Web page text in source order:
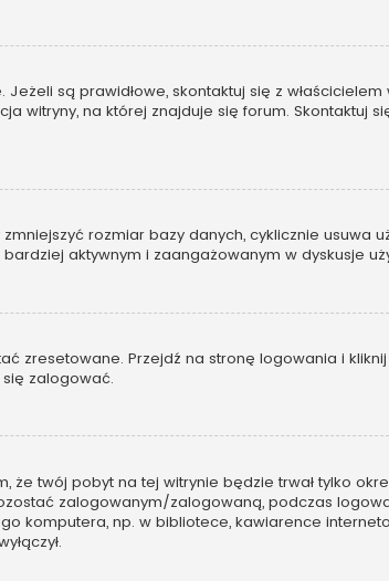
są prawidłowe, skontaktuj się z właścicielem
na której znajduje się forum. Skontaktuj
rozmiar bazy danych, cyklicznie usuwa
aktywnym i zaangażowanym w dyskusje
zresetowane. Przejdź na stronę logowania i kliknij
zalogować.
że twój pobyt na tej witrynie będzie trwał tylko
zalogowanym/zalogowaną, podczas
komputera, np. w bibliotece, kawiarence